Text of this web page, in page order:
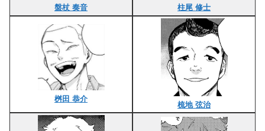
盤杖 奏音 柱尾 修士
桝田 恭介
梳地 弦治